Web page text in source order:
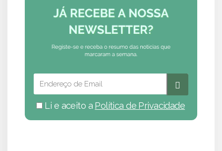
Li e aceito a Política de Privacidade